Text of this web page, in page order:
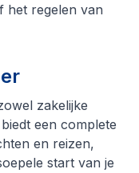
het regelen van
zakelijke
een complete
en reizen,
start van je